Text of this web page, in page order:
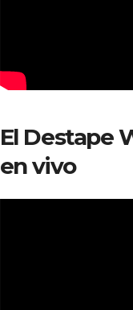
El Destape
en vivo